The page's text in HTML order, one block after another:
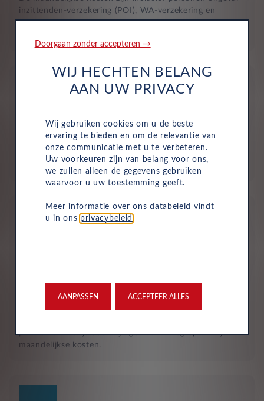
inzittenden-verzekering (POI), WA-verzekering en
uitgebreide dekking, zodat je volledig beschermd bent in
Aflevering bij jou in de buurt
nieuwe auto bij jou in de buurt ophalen.
Naast het reguliere onderhoud, zijn kleine reparaties aan
glas of vervangende banden ook inbegrepen in je
problemen met je auto zijn gewoon inbegrepen in je
maandelijkse kosten.
Doorgaan zonder accepteren →
WIJ HECHTEN BELANG
AAN UW PRIVACY
Wij gebruiken cookies om u de beste
ervaring te bieden en om de relevantie van
onze communicatie met u te verbeteren.
Uw voorkeuren zijn van belang voor ons,
we zullen alleen de gegevens gebruiken
waarvoor u uw toestemming geeft.
Meer informatie over ons databeleid vindt
u in ons privacybeleid
AANPASSEN ACCEPTEER ALLES